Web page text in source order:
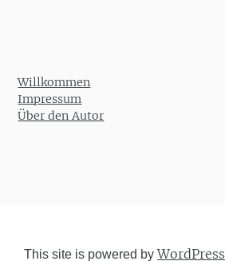
Willkommen
Impressum
Über den Autor
This site is powered byWordPress